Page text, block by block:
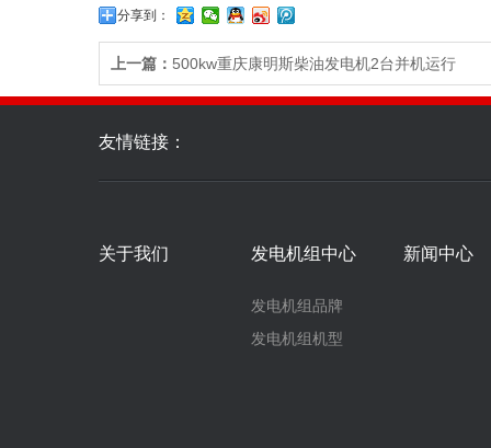
分享到：
上一篇： 500kw重庆康明斯柴油发电机2台并机运行
友情链接：
关于我们 发电机组中心
发电机组品牌
发电机组机型
新闻中心